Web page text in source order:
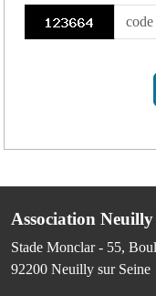
Association
Stade Monclar - 55,
92200 Neuilly sur Seine